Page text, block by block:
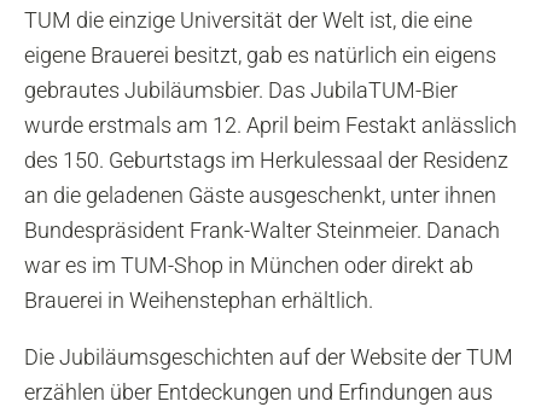
TUM die einzige Universität der Welt ist, die eine
eigene Brauerei besitzt, gab es natürlich ein eigens
gebrautes Jubiläumsbier. Das JubilaTUM-Bier
wurde erstmals am 12. April beim Festakt anlässlich
des 150. Geburtstags im Herkulessaal der Residenz
an die geladenen Gäste ausgeschenkt, unter ihnen
Bundespräsident Frank-Walter Steinmeier. Danach
war es im TUM-Shop in München oder direkt ab
Brauerei in Weihenstephan erhältlich.
Die Jubiläumsgeschichten auf der Website der TUM
erzählen über Entdeckungen und Erfindungen aus